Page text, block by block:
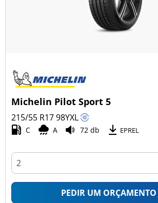
Michelin Pilot Sport 5
215/55 R1798YXL
C A 72 db EPREL
PEDIR UM ORÇAMENTO